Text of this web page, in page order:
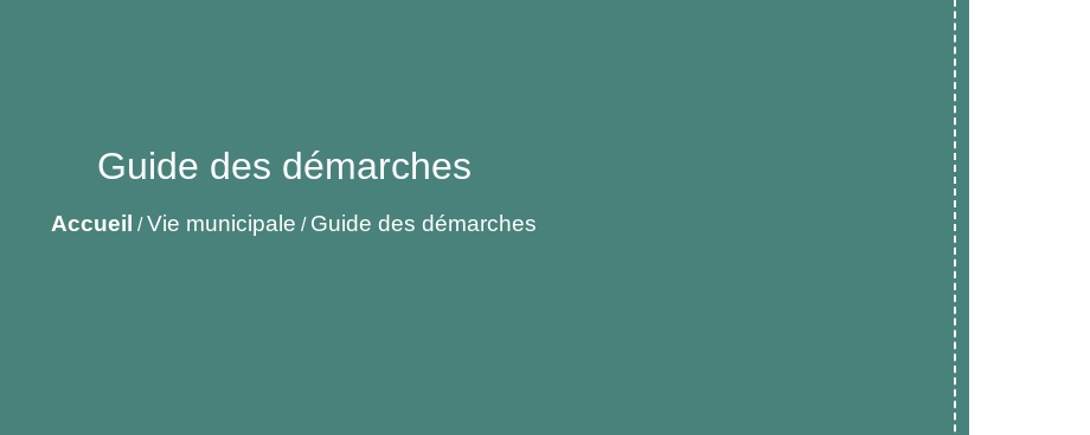
Guide des démarches
Accueil /Vie municipale / Guide des démarches